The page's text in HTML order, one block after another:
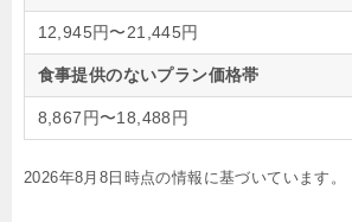
12,945円〜21,445円
食事提供のないプラン価格帯
8,867円〜18,488円
2026年8月8日時点の情報に基づいています。